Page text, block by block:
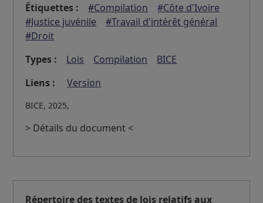
Étiquettes : #Compilation
#Côte d'Ivoire
#Justice juvénile
#Travail d'intérêt général
#Droit
Types :
Lois Compilation
BICE
Liens :
Version
BICE, 2025,
> Détails du document <
Répertoire des textes de lois relatifs aux